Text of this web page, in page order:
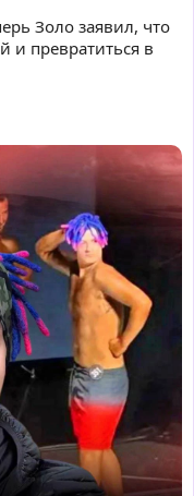
Золо заявил, что
и превратиться в